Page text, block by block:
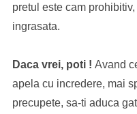
pretul este cam
ingrasata.
Daca vrei, poti ! Avand
apela cu incredere, mai
precupete, sa-ti aduca